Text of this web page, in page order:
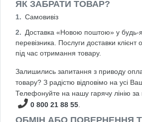
ЯК ЗАБРАТИ ТОВАР?
Самовивіз
Доставка «Новою поштою» у будь-
перевізника. Послуги доставки клієнт
під час отримання товару.
Залишились запитання з приводу
товару? З радістю відповімо на усі
Телефонуйте на нашу гарячу лінію
0 800 21 88 55
ОБМІН АБО ПОВЕРНЕННЯ